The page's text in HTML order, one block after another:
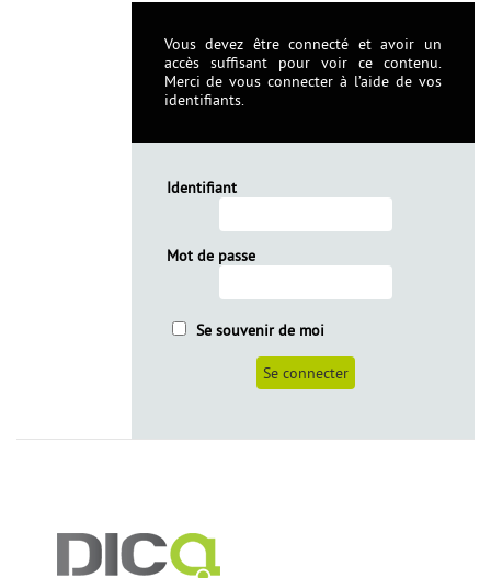
Vous devez être connecté et avoir un
accès suffisant pour voir ce contenu.
Merci de vous connecter à l’aide de vos
identifiants.
Identifiant
Mot de passe
Se souvenir de moi